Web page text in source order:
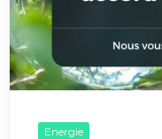
Energie